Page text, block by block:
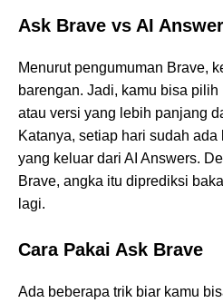
Ask Brave vs AI
Menurut pengumuman Brave,
barengan. Jadi, kamu bisa
atau versi yang lebih panjang
Katanya, setiap hari sudah
yang keluar dari AI Answers.
Brave, angka itu diprediksi
lagi.
Cara Pakai Ask Brave
Ada beberapa trik biar kamu